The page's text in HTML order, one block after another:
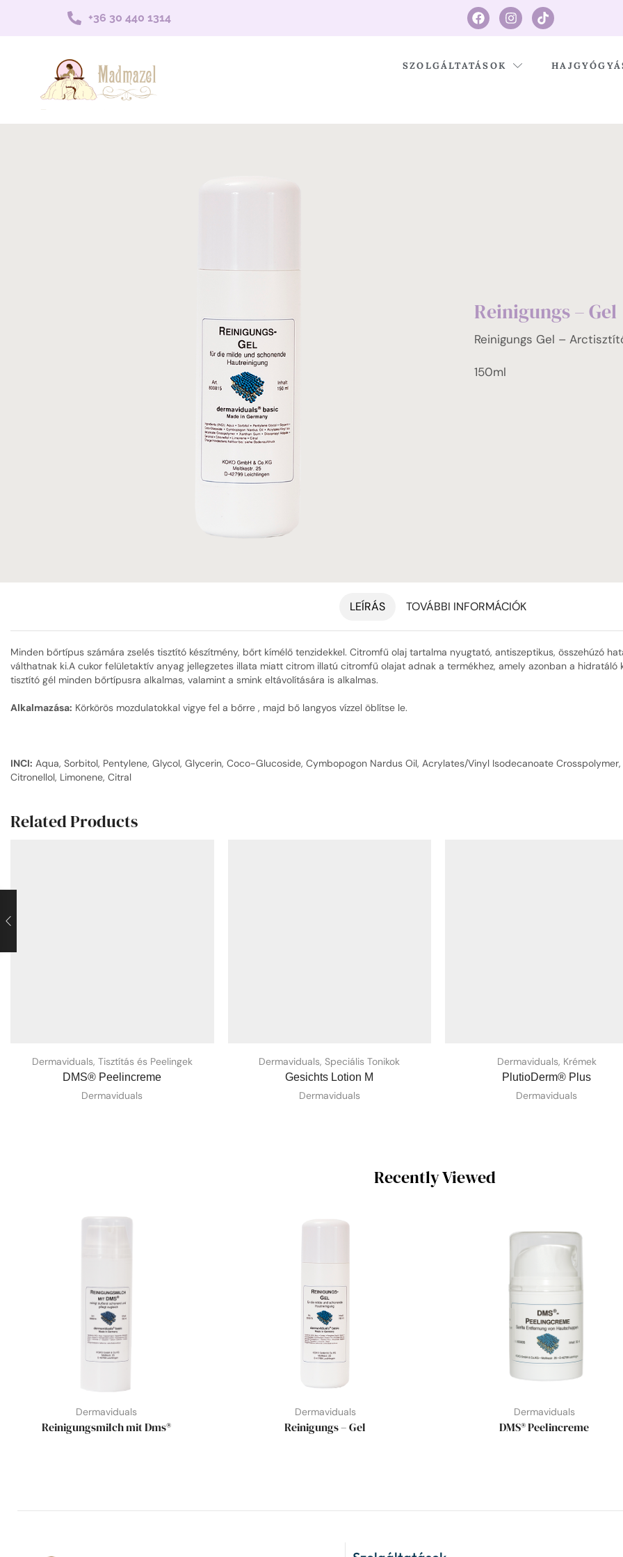
+36 30 440 1314
SZOLGÁLTATÁSOK
Reinigungs – Gel
Reinigungs Gel –
150ml
LEÍRÁS TOVÁBBI INFORMÁCIÓK
Minden bőrtípus számára zselés tisztító készítmény, bőrt kímélő tenzidekkel. Citromfű olaj tartalma nyugtató, antiszeptikus, összehúzó
válthatnak ki.A cukor felületaktív anyag jellegzetes illata miatt citrom illatú citromfű olajat adnak a termékhez, amely azonban a
tisztító gél minden bőrtípusra alkalmas, valamint a smink eltávolítására is alkalmas.
Alkalmazása: Körkörös mozdulatokkal vigye fel a bőrre , majd bő langyos vízzel öblítse le.
INCI: Aqua, Sorbitol, Pentylene, Glycol, Glycerin, Coco-Glucoside, Cymbopogon Nardus Oil, Acrylates/Vinyl Isodecanoate
Citronellol, Limonene, Citral
Related Products
Dermaviduals, Tisztítás és Peelingek
DMS® Peelincreme
Dermaviduals
Dermaviduals,Speciális Tonikok
Gesichts Lotion M
Dermaviduals
Dermaviduals, Krémek
PlutioDerm® Plus
Dermaviduals
Recently Viewed
Dermaviduals
Reinigungsmilch mit Dms®
Dermaviduals
Reinigungs – Gel
Dermaviduals
DMS® Peelincreme